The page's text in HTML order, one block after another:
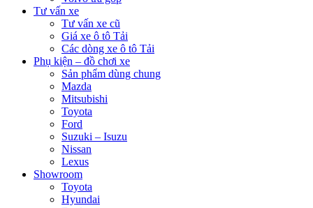
Tư vấn xe
Tư vấn xe cũ
Giá xe ô tô Tải
Các dòng xe ô tô Tải
Phụ kiện – đồ chơi xe
Sản phẩm dùng chung
Mazda
Mitsubishi
Toyota
Ford
Suzuki – Isuzu
Nissan
Lexus
Showroom
Toyota
Hyundai